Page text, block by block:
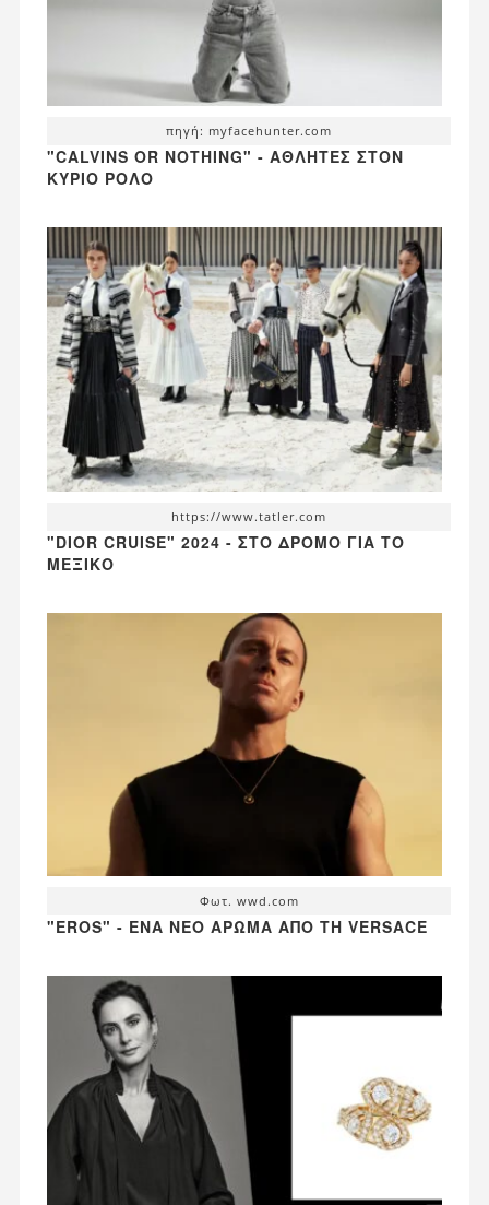
πηγή: myfacehunter.com
"CALVINS OR NOTHING" - ΑΘΛΗΤΈΣ ΣΤΟΝ
ΚΎΡΙΟ ΡΌΛΟ
https://www.tatler.com
"DIOR CRUISE" 2024 - ΣΤΟ ΔΡΌΜΟ ΓΙΑ ΤΟ
ΜΕΞΙΚΌ
Φωτ. wwd.com
"EROS" - ΈΝΑ ΝΈΟ ΆΡΩΜΑ ΑΠΌ ΤΗ VERSACE